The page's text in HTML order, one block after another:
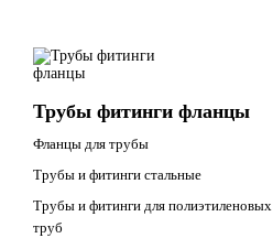
Трубы фитинги фланцы
Фланцы для трубы
Трубы и фитинги стальные
Трубы и фитинги для полиэтиленовых
труб